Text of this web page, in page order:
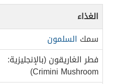
الغذاء
سمك السلمون
فطر الغاريقون (بالإنجليزية:
Crimini Mushroom)